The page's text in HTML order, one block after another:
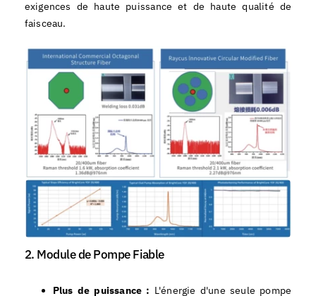
exigences de haute puissance et de haute qualité de
faisceau.
2. Module de Pompe Fiable
Plus de puissance : L'énergie d'une seule pompe